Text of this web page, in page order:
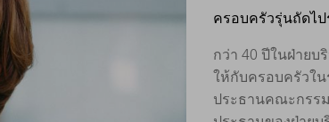
ครอบครัวรุ่นถัดไ
กว่า 40 ปีในฝ่ายบ
ให้กับครอบครัวใ
ประธานคณะกรรม